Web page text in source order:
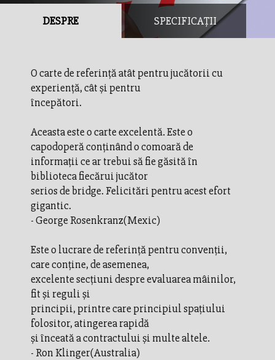
DESPRE SPECIFICAȚII
O carte de referinţă atât pentru jucătorii cu
experienţă, cât şi pentru
începători.
Aceasta este o carte excelentă. Este o
capodoperă conţinând o comoară de
informaţii ce ar trebui să fie găsită în
biblioteca fiecărui jucător
serios de bridge. Felicitări pentru acest efort
gigantic.
- George Rosenkranz(Mexic)
Este o lucrare de referinţă pentru convenţii,
care conţine, de asemenea,
excelente secţiuni despre evaluarea mâinilor,
fit şi reguli şi
principii, printre care principiul spaţiului
folositor, atingerea rapidă
şi înceată a contractului şi multe altele.
- Ron Klinger(Australia)